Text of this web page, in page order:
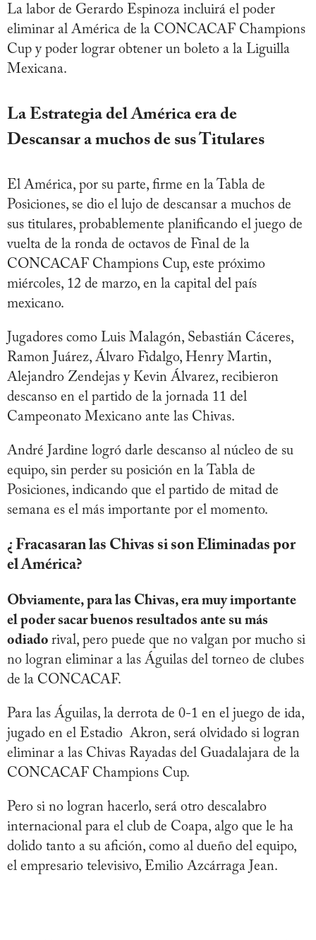
La labor de Gerardo Espinoza incluirá el poder
eliminar al América de la CONCACAF Champions
Cup y poder lograr obtener un boleto a la Liguilla
Mexicana.
La Estrategia del América era de
Descansar a muchos de sus Titulares
El América, por su parte, firme en la Tabla de
Posiciones, se dio el lujo de descansar a muchos de
sus titulares, probablemente planificando el juego de
vuelta de la ronda de octavos de Final de la
CONCACAF Champions Cup, este próximo
miércoles, 12 de marzo, en la capital del país
mexicano.
Jugadores como Luis Malagón, Sebastián Cáceres,
Ramon Juárez, Álvaro Fidalgo, Henry Martin,
Alejandro Zendejas y Kevin Álvarez, recibieron
descanso en el partido de la jornada 11 del
Campeonato Mexicano ante las Chivas.
André Jardine logró darle descanso al núcleo de su
equipo, sin perder su posición en la Tabla de
Posiciones, indicando que el partido de mitad de
semana es el más importante por el momento.
¿ Fracasaran las Chivas si son Eliminadas por
el América?
Obviamente, para las Chivas, era muy importante
el poder sacar buenos resultados ante su más
odiado rival, pero puede que no valgan por mucho si
no logran eliminar a las Águilas del torneo de clubes
de la CONCACAF.
Para las Águilas, la derrota de 0-1 en el juego de ida,
jugado en el Estadio Akron, será olvidado si logran
eliminar a las Chivas Rayadas del Guadalajara de la
CONCACAF Champions Cup.
Pero si no logran hacerlo, será otro descalabro
internacional para el club de Coapa, algo que le ha
dolido tanto a su afición, como al dueño del equipo,
el empresario televisivo, Emilio Azcárraga Jean.